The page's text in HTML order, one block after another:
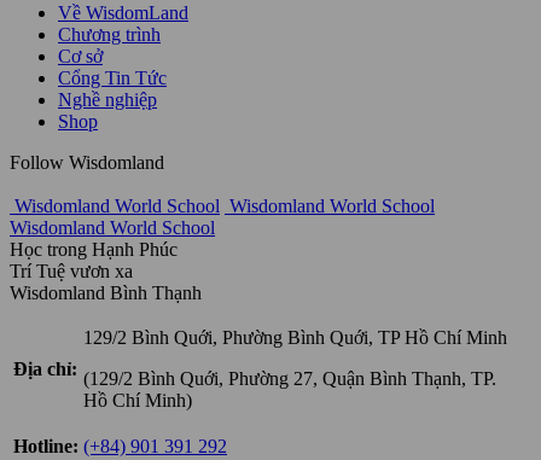
Về WisdomLand
Chương trình
Cơ sở
Cổng Tin Tức
Nghề nghiệp
Shop
Follow Wisdomland
Wisdomland World School Wisdomland World School
Wisdomland World School
Học trong Hạnh Phúc
Trí Tuệ vươn xa
Wisdomland Bình Thạnh
Địa chỉ:
129/2 Bình Quới, Phường Bình Quới, TP Hồ Chí Minh
(129/2 Bình Quới, Phường 27, Quận Bình Thạnh, TP.
Hồ Chí Minh)
Hotline: (+84) 901 391 292